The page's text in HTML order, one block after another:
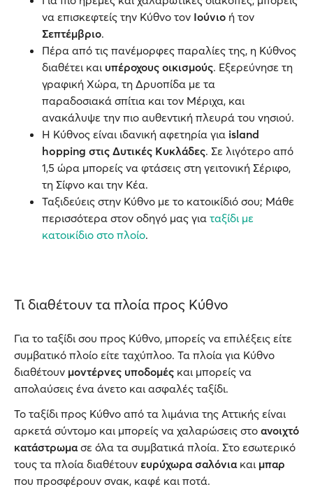
να επισκεφτείς την Κύθνο τον Ιούνιο ή τον
Σεπτέμβριο.
Πέρα από τις πανέμορφες παραλίες της, η Κύθνος
διαθέτει και υπέροχους οικισμούς. Εξερεύνησε τη
γραφική Χώρα, τη Δρυοπίδα με τα
παραδοσιακά σπίτια και τον Μέριχα, και
ανακάλυψε την πιο αυθεντική πλευρά του νησιού.
Η Κύθνος είναι ιδανική αφετηρία για island
hopping στις Δυτικές Κυκλάδες. Σε λιγότερο από
1,5 ώρα μπορείς να φτάσεις στη γειτονική Σέριφο,
τη Σίφνο και την Κέα.
Ταξιδεύεις στην Κύθνο με το κατοικίδιό σου; Μάθε
περισσότερα στον οδηγό μας για ταξίδι με
κατοικίδιο στο πλοίο.
Τι διαθέτουν τα πλοία προς Κύθνο
Για το ταξίδι σου προς Κύθνο, μπορείς να επιλέξεις είτε
συμβατικό πλοίο είτε ταχύπλοο. Τα πλοία για Κύθνο
διαθέτουν μοντέρνες υποδομές και μπορείς να
απολαύσεις ένα άνετο και ασφαλές ταξίδι.
Το ταξίδι προς Κύθνο από τα λιμάνια της Αττικής είναι
αρκετά σύντομο και μπορείς να χαλαρώσεις στο ανοιχτό
κατάστρωμασε όλα τα συμβατικά πλοία. Στο εσωτερικό
τους τα πλοία διαθέτουν ευρύχωρα σαλόνια και μπαρ
που προσφέρουν σνακ, καφέ και ποτά.